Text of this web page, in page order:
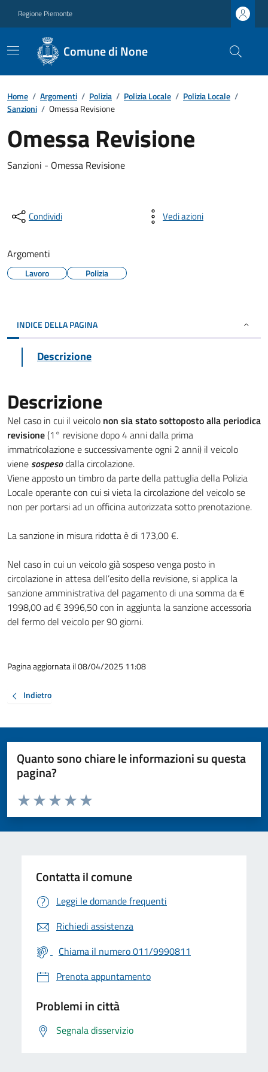
Regione Piemonte
Comune di None
Home / Argomenti / Polizia / Polizia Locale / Polizia Locale /
Sanzioni / Omessa Revisione
Omessa Revisione
Sanzioni - Omessa Revisione
Condividi Vedi azioni
Argomenti
Lavoro Polizia
INDICE DELLA PAGINA
Descrizione
Descrizione
Nel caso in cui il veicolo non sia stato sottoposto alla periodica
revisione(1° revisione dopo 4 anni dalla prima
immatricolazione e successivamente ogni 2 anni) il veicolo
vienesospesodalla circolazione.
Viene apposto un timbro da parte della pattuglia della Polizia
Locale operante con cui si vieta la circolazione del veicolo se
non per portarsi ad un officina autorizzata sotto prenotazione.
La sanzione in misura ridotta è di 173,00 €.
Nel caso in cui un veicolo già sospeso venga posto in
circolazione in attesa dell’esito della revisione, si applica la
sanzione amministrativa del pagamento di una somma da €
1998,00 ad € 3996,50 con in aggiunta la sanzione accessoria
del fermo del veicolo per 90 giorni.
Pagina aggiornata il 08/04/2025 11:08
Indietro
Quanto sono chiare le informazioni su questa
pagina?
Valuta da 1 a 5 stelle la pagina
Valuta 5 stelle su 5
Valuta 4 stelle su 5
Valuta 3 stelle su 5
Valuta 2 stelle su 5
Valuta 1 stelle su 5
Contatta il comune
Leggi le domande frequenti
Richiedi assistenza
Chiama il numero 011/9990811
Prenota appuntamento
Problemi in città
Segnala disservizio